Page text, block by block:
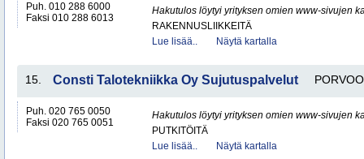
Puh. 010 288 6000
Faksi 010 288 6013
Hakutulos löytyi yrityksen omien www-sivujen
RAKENNUSLIIKKEITÄ
Lue lisää..
Näytä kartalla
15. Consti Talotekniikka Oy Sujutuspalvelut PORVOO
Puh. 020 765 0050
Faksi 020 765 0051
Hakutulos löytyi yrityksen omien www-sivujen
PUTKITÖITÄ
Lue lisää..
Näytä kartalla